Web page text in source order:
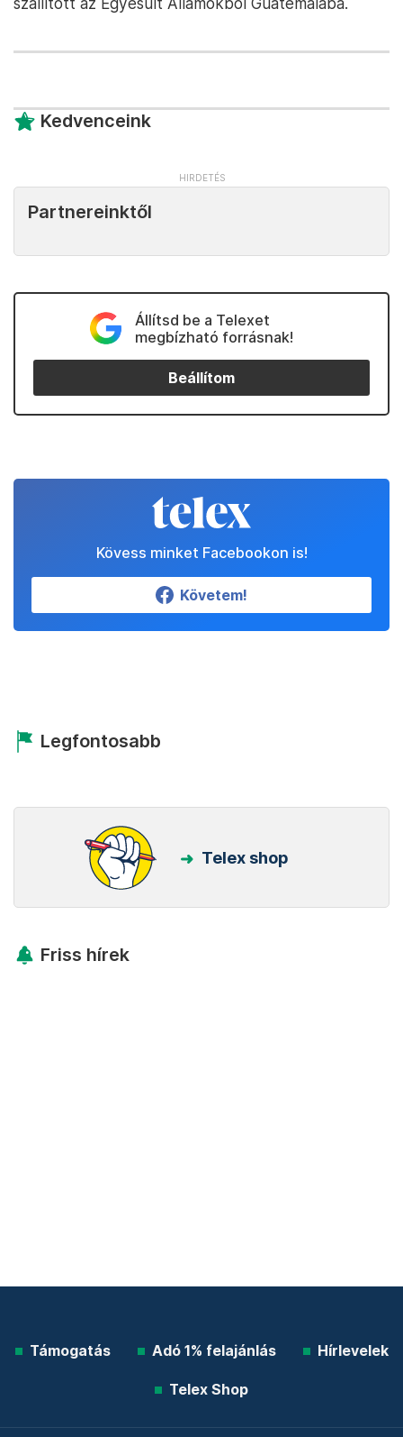
Kedvenceink
Partnereinktől
Állítsd be a Telexet
megbízható forrásnak!
Beállítom
Kövess minket Facebookon is!
Követem!
Legfontosabb
Telex shop
Friss hírek
Támogatás Adó 1% felajánlás Hírlevelek
Telex Shop